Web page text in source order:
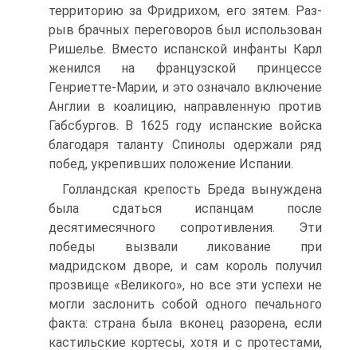
территорию за Фридрихом, его зятем. Раз­
рыв брачных переговоров был использован
Ришелье. Вместо испанской инфанты Карл
женился на фран­цузской принцессе
Генриетте-Марии, и это означало включение
Англии в коалицию, направленную против
Габсбургов. В 1625 году испанские войска
благодаря таланту Спинолы одержали ряд
побед, укрепивших положение Испании.
Голландская крепость Бреда вынуждена
была сда­ться испанцам после
десятимесячного сопротивле­ния. Эти
победы вызвали ликование при
мадридском дворе, и сам король получил
прозвище «Великого», но все эти успехи не
могли заслонить собой одного печального
факта: страна была вконец разорена, если
кастильские кортесы, хотя и с протестами,